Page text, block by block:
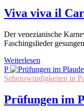
Viva viva il
Der venezianische
Faschingslieder
Weiterlesen
P
Sehenswürdigkeiten in
Prüfungen im